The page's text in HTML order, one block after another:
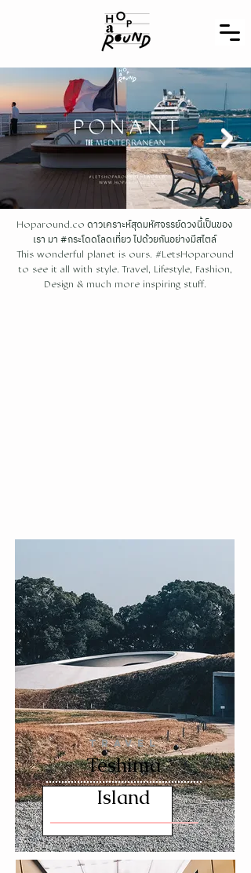
Hoparound.co ดาวเคราะห์สุดมหัศจรรย์ดวงนี้เป็นของ
เรา มา #กระโดดโลดเที่ยว ไปด้วยกันอย่างมีสไตล์
This wonderful planet is ours. #LetsHoparound
to see it all with style. Travel, Lifestyle, Fashion,
Design & much more inspiring stuff.
TRAVEL
Teshima
Island